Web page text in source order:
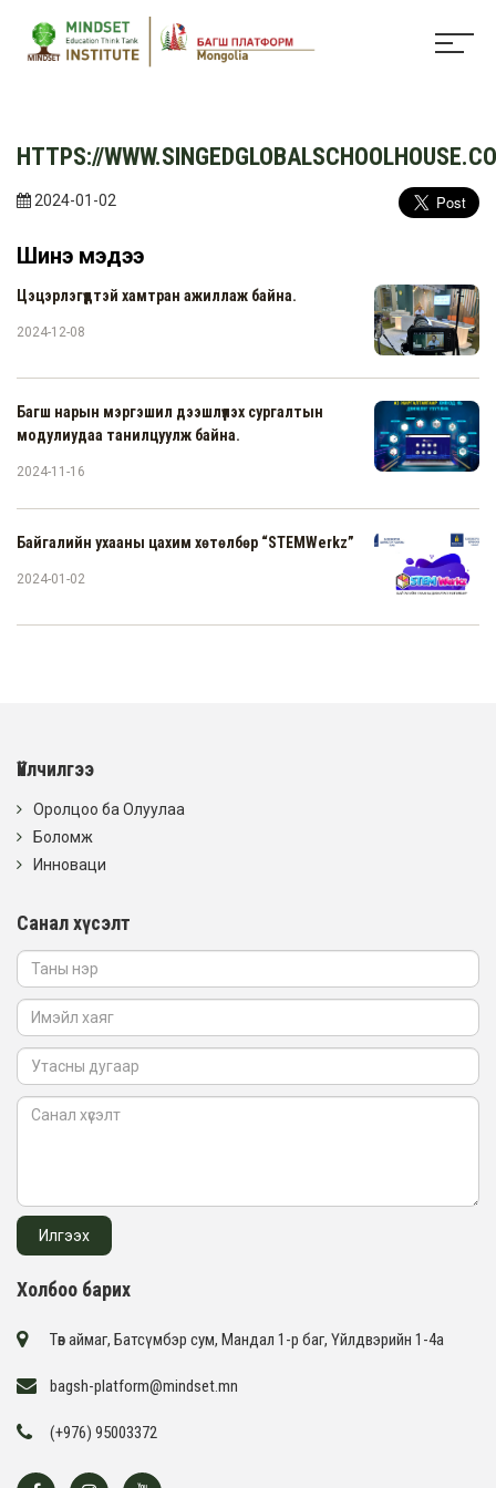
HTTPS://
2024-01-02
Шинэ мэдээ
Цэцэрлэгүүдтэй хамтран ажиллаж байна.
2024-12-08
Багш нарын мэргэшил дээшлүүлэх сургалтын
модулиудаа танилцуулж байна.
2024-11-16
Байгалийн ухааны цахим хөтөлбөр “STEMWerkz”
2024-01-02
Үйлчилгээ
Оролцоо ба Олуулаа
Боломж
Инноваци
Санал хүсэлт
Холбоо барих
Төв аймаг, Батсүмбэр сум, Мандал 1-р баг, Үйлдвэрийн 1-4а
bagsh-platform@mindset.mn
(+976) 95003372